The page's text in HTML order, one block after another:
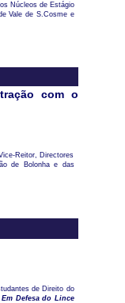
Núcleos de Estágio
Vale de S.Cosme e
com o
Reitor, Directores
de Bolonha e das
de Direito do
Em Defesa do Lince